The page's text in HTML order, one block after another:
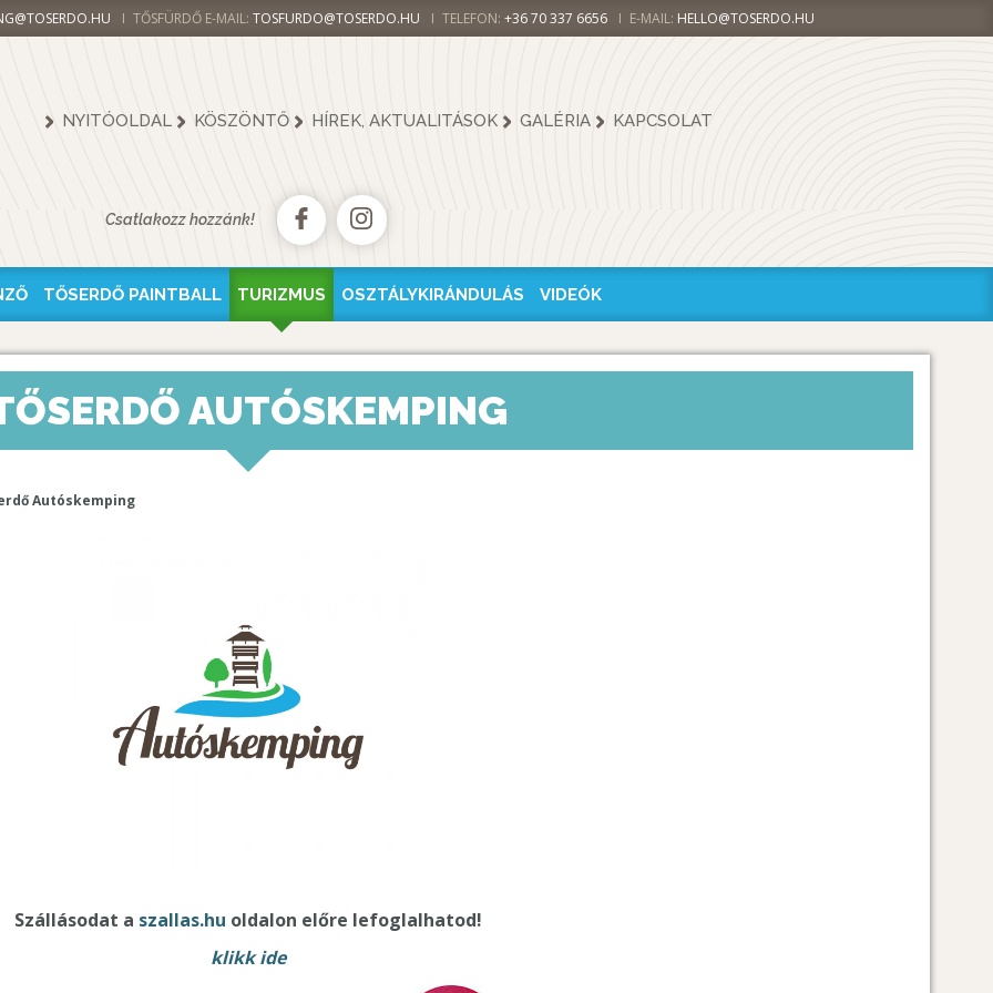
TŐSFÜRDŐ E-MAIL: TOSFURDO@TOSERDO.HU TELEFON: +36 70 337 6656 E-MAIL: HELLO@TOSERDO.HU
NYITÓOLDAL KÖSZÖNTŐ HÍREK, AKTUALITÁSOK GALÉRIA KAPCSOLAT
Csatlakozz hozzánk!
TŐSERDŐ PAINTBALL TURIZMUS OSZTÁLYKIRÁNDULÁS VIDEÓK
AUTÓSKEMPING
Autóskemping
Szállásodat a szallas.hu oldalon előre lefoglalhatod!
klikk ide